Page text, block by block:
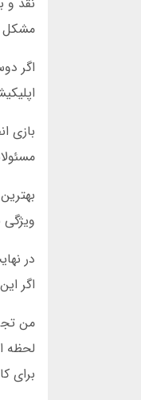
مشکل
اگر
اپلیکیشن بت 90 را به دلیل سرعت بالا در این بازی
بازی
در
اگر
من
لحظه
برای